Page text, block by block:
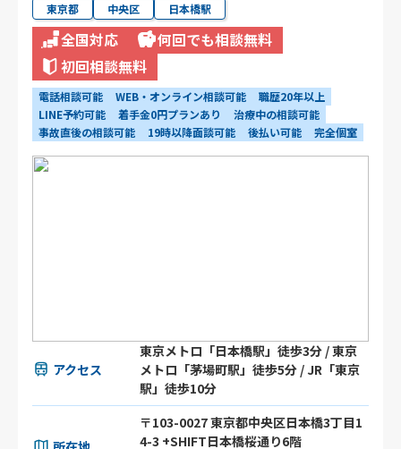
東京都 中央区 日本橋駅
全国対応
何回でも相談無料
初回相談無料
電話相談可能 WEB・オンライン相談可能
職歴20年以上
LINE予約可能
着手金0円プランあり
治療中の相談可能
事故直後の相談可能
19時以降面談可能 後払い可能 完全個室
アクセス
東京メトロ「日本橋駅」徒歩3分 / 東京
メトロ「茅場町駅」徒歩5分 / JR「東京
駅」徒歩10分
〒103-0027 東京都中央区日本橋3丁目1
4-3 +SHIFT日本橋桜通り6階